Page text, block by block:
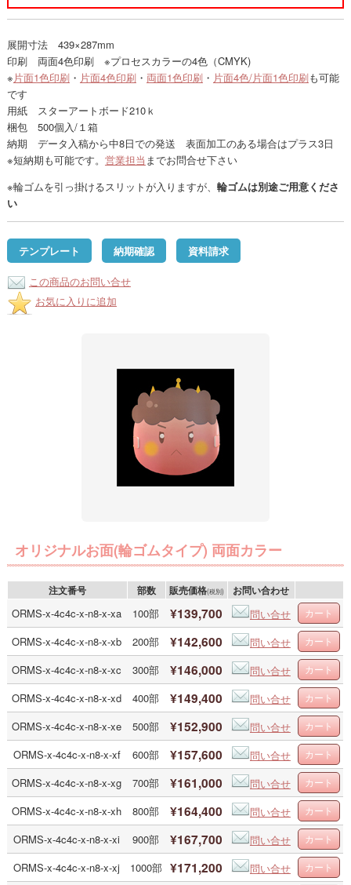
展開寸法 439×287mm
印刷 両面4色印刷 ※プロセスカラーの4色（CMYK)
※片面1色印刷・ 片面4色印刷・ 両面1色印刷・ 片面4色/片面1色印刷も可能
です
用紙 スターアートボード210ｋ
梱包 500個入/１箱
納期 データ入稿から中8日での発送 表面加工のある場合はプラス3日
※短納期も可能です。 営業担当 までお問合せ下さい
※輪ゴムを引っ掛けるスリットが入りますが、 輪ゴムは別途ご用意くださ
い
テンプレート 納期確認 資料請求
この商品のお問い合せ
お気に入りに追加
オリジナルお面(輪ゴムタイプ) 両面カラー
注文番号 部数 販売価格(税別) お問い合わせ
ORMS-x-4c4c-x-n8-x-xa 100部 ¥139,700
問い合せ
ORMS-x-4c4c-x-n8-x-xb
200部 ¥142,600
問い合せ
ORMS-x-4c4c-x-n8-x-xc
300部 ¥146,000
問い合せ
ORMS-x-4c4c-x-n8-x-xd
400部 ¥149,400
問い合せ
ORMS-x-4c4c-x-n8-x-xe
500部 ¥152,900
問い合せ
ORMS-x-4c4c-x-n8-x-xf
600部 ¥157,600
問い合せ
ORMS-x-4c4c-x-n8-x-xg
700部 ¥161,000
問い合せ
ORMS-x-4c4c-x-n8-x-xh
800部 ¥164,400
問い合せ
ORMS-x-4c4c-x-n8-x-xi
900部 ¥167,700
問い合せ
ORMS-x-4c4c-x-n8-x-xj
1000部 ¥171,200
問い合せ